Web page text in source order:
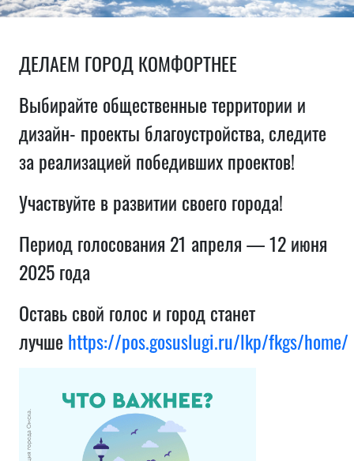
ДЕЛАЕМ ГОРОД КОМФОРТНЕЕ
Выбирайте общественные территории и
дизайн‑проекты благоустройства, следите
за реализацией победивших проектов!
Участвуйте в развитии своего города!
Период голосования 21 апреля — 12 июня
2025 года
Оставь свой голос и город станет
лучше https://pos.gosuslugi.ru/lkp/fkgs/home/